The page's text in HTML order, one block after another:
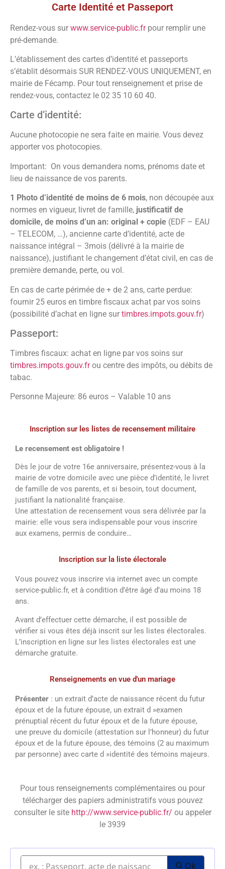
Carte Identité et Passeport
Rendez-vous sur www.service-public.frpour remplir une
pré-demande.
L’établissement des cartes d’identité et passeports
s’établit désormais SUR RENDEZ-VOUS UNIQUEMENT, en
mairie de Fécamp. Pour tout renseignement et prise de
rendez-vous, contactez le 02 35 10 60 40.
Carte d’identité:
Aucune photocopie ne sera faite en mairie. Vous devez
apporter vos photocopies.
Important: On vous demandera noms, prénoms date et
lieu de naissance de vos parents.
1 Photo d’identité de moins de 6 mois, non découpée aux
normes en vigueur, livret de famille, justificatif de
domicile, de moins d’un an: original + copie (EDF – EAU
– TELECOM, …), ancienne carte d’identité, acte de
naissance intégral – 3mois (délivré à la mairie de
naissance), justifiant le changement d’état civil, en cas de
première demande, perte, ou vol.
En cas de carte périmée de + de 2 ans, carte perdue:
fournir 25 euros en timbre fiscaux achat par vos soins
(possibilité d’achat en ligne sur timbres.impots.gouv.fr)
Passeport:
Timbres fiscaux: achat en ligne par vos soins sur
timbres.impots.gouv.frou centre des impôts, ou débits de
tabac.
Personne Majeure: 86 euros – Valable 10 ans
Inscription sur les listes de recensement militaire
Le recensement est obligatoire !
Dès le jour de votre 16e anniversaire, présentez-vous à la
mairie de votre domicile avec une pièce d’identité, le livret
de famille de vos parents, et si besoin, tout document,
justifiant la nationalité française.
Une attestation de recensement vous sera délivrée par la
mairie: elle vous sera indispensable pour vous inscrire
aux examens, permis de conduire…
Inscription sur la liste électorale
Vous pouvez vous inscrire via internet avec un compte
service-public.fr, et à condition d’être âgé d’au moins 18
ans.
Avant d’effectuer cette démarche, il est possible de
vérifier si vous êtes déjà inscrit sur les listes électorales.
L’inscription en ligne sur les listes électorales est une
démarche gratuite.
Renseignements en vue d'un mariage
Présenter : un extrait d’acte de naissance récent du futur
époux et de la future épouse, un extrait d »examen
prénuptial récent du futur époux et de la future épouse,
une preuve du domicile (attestation sur l’honneur) du futur
époux et de la future épouse, des témoins (2 au maximum
par personne) avec carte d »identité des témoins majeurs.
Pour tous renseignements complémentaires ou pour
télécharger des papiers administratifs vous pouvez
consulter le site http://www.service-public.fr/ ou appeler
le 3939
Ok